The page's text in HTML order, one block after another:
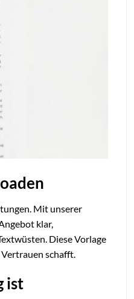
Mit unserer
klar,
Diese Vorlage
schafft.
ist